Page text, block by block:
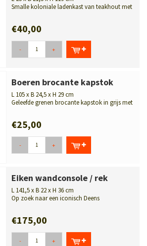
Smalle koloniale ladenkast van teakhout met
€40,00
- +
Boeren brocante kapstok
L 105 x B 24,5 x H 29 cm
Geleefde grenen brocante kapstok in grijs met
€25,00
- +
Eiken wandconsole / rek
L 141,5 x B 22 x H 36 cm
Op zoek naar een iconisch Deens
€175,00
- +